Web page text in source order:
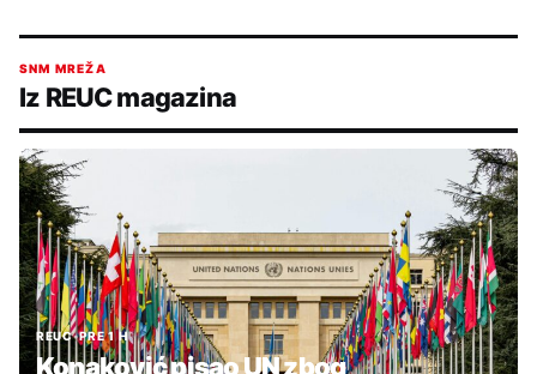
SNM MREŽA
Iz REUC magazina
REUC•PRE 1 H
Konaković pisao UN zbog